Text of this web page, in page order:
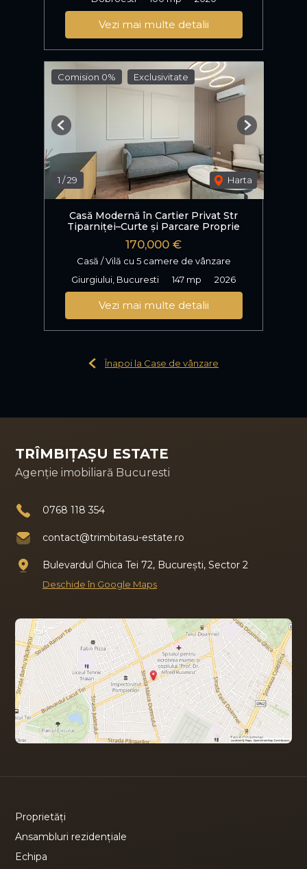
Vezi mai multe detalii
Comision 0% Exclusivitate
1 /29 Harta
Previous Next
Casă Modernă în Cartier Privat Str
Tiparniței–Curte și Parcare Proprie
170,000 €
Casă / Vilă cu 5 camere de vânzare
Giurgiului, Bucuresti
147 mp 2026
Vezi mai multe detalii
Înapoi la Case de vânzare
TRÎMBIȚAȘU ESTATE
Agenție imobiliară Bucuresti
0768 118 354
contact@trimbitasu-estate.ro
Bulevardul Ghica Tei 72, București, Sector 2
Deschide în Google Maps
Proprietăți
Ansambluri rezidențiale
Echipa